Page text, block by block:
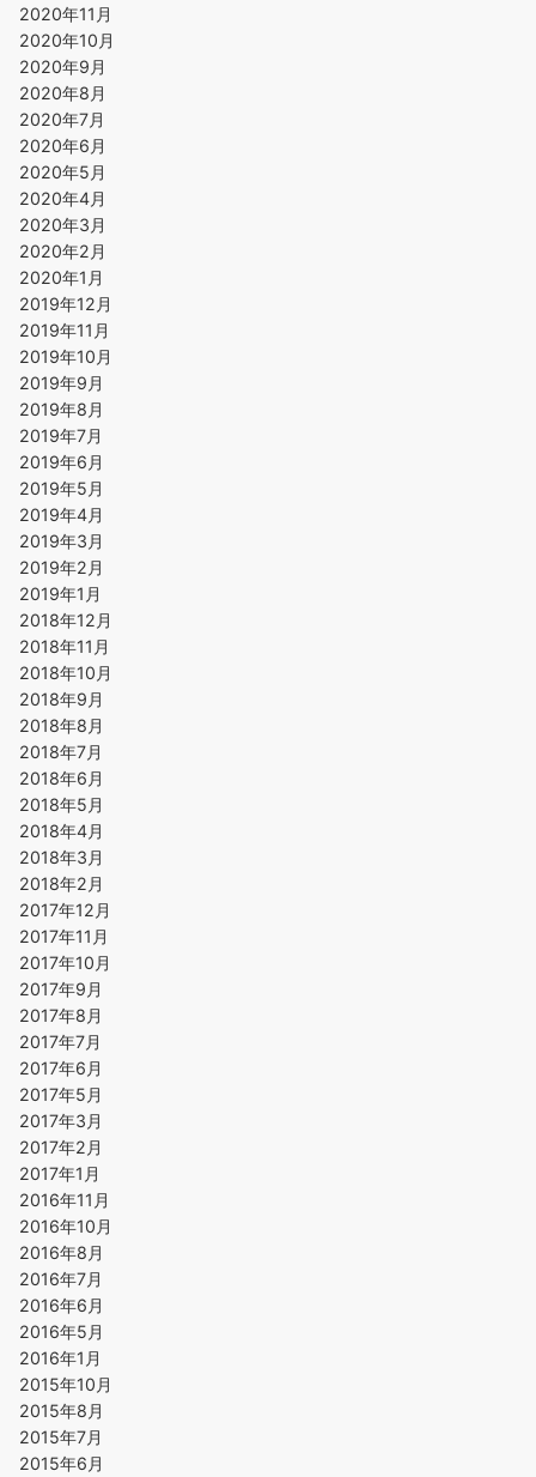
2020年11月
2020年10月
2020年9月
2020年8月
2020年7月
2020年6月
2020年5月
2020年4月
2020年3月
2020年2月
2020年1月
2019年12月
2019年11月
2019年10月
2019年9月
2019年8月
2019年7月
2019年6月
2019年5月
2019年4月
2019年3月
2019年2月
2019年1月
2018年12月
2018年11月
2018年10月
2018年9月
2018年8月
2018年7月
2018年6月
2018年5月
2018年4月
2018年3月
2018年2月
2017年12月
2017年11月
2017年10月
2017年9月
2017年8月
2017年7月
2017年6月
2017年5月
2017年3月
2017年2月
2017年1月
2016年11月
2016年10月
2016年8月
2016年7月
2016年6月
2016年5月
2016年1月
2015年10月
2015年8月
2015年7月
2015年6月